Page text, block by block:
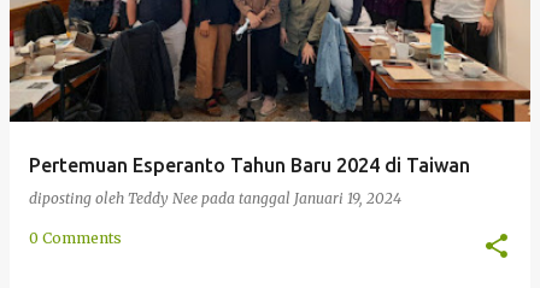
Pertemuan Esperanto Tahun Baru 2024 di Taiwan
diposting oleh Teddy Nee pada tanggal Januari 19, 2024
0 Comments